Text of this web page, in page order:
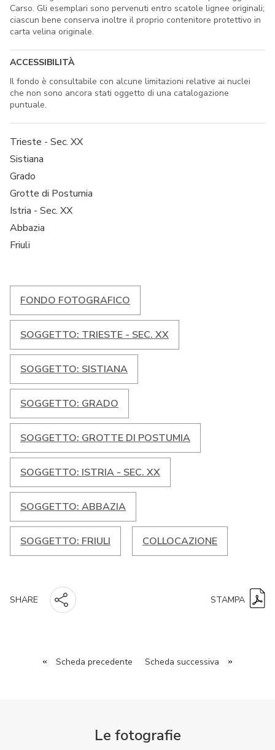
Carso. Gli esemplari sono pervenuti entro scatole lignee originali;
ciascun bene conserva inoltre il proprio contenitore protettivo in
carta velina originale.
ACCESSIBILITÀ
Il fondo è consultabile con alcune limitazioni relative ai nuclei
che non sono ancora stati oggetto di una catalogazione
puntuale.
Trieste - Sec. XX
Sistiana
Grado
Grotte di Postumia
Istria - Sec. XX
Abbazia
Friuli
FONDO FOTOGRAFICO
SOGGETTO: TRIESTE - SEC. XX
SOGGETTO: SISTIANA
SOGGETTO: GRADO
SOGGETTO: GROTTE DI POSTUMIA
SOGGETTO: ISTRIA - SEC. XX
SOGGETTO: ABBAZIA
SOGGETTO: FRIULI COLLOCAZIONE
SHARE STAMPA
« Scheda precedente Scheda successiva »
Le fotografie